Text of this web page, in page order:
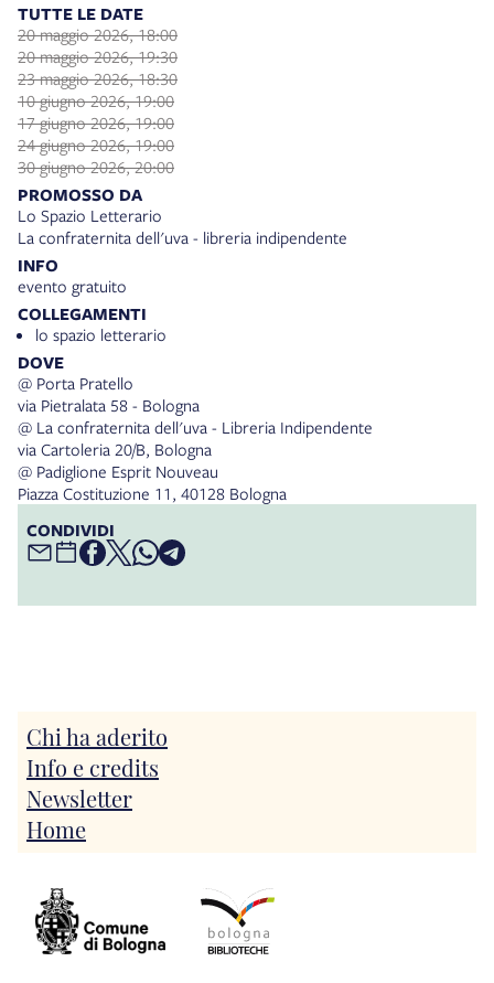
TUTTE LE DATE
20 maggio 2026, 18:00
20 maggio 2026, 19:30
23 maggio 2026, 18:30
10 giugno 2026, 19:00
17 giugno 2026, 19:00
24 giugno 2026, 19:00
30 giugno 2026, 20:00
PROMOSSO DA
Lo Spazio Letterario
La confraternita dell'uva - libreria indipendente
INFO
evento gratuito
COLLEGAMENTI
lo spazio letterario
DOVE
@ Porta Pratello
via Pietralata 58 - Bologna
@ La confraternita dell'uva - Libreria Indipendente
via Cartoleria 20/B, Bologna
@ Padiglione Esprit Nouveau
Piazza Costituzione 11, 40128 Bologna
CONDIVIDI
Chi ha aderito
Info e credits
Newsletter
Home